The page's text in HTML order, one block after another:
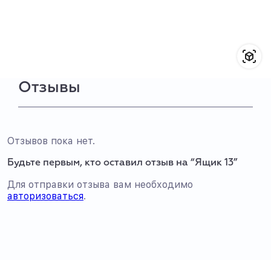
Отзывы
Отзывов пока нет.
Будьте первым, кто оставил отзыв на “Ящик 13”
Для отправки отзыва вам необходимо
авторизоваться.